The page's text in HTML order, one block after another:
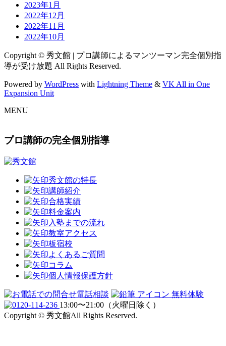
2023年1月
2022年12月
2022年11月
2022年10月
Copyright © 秀文館 | プロ講師によるマンツーマン完全個別指
導が受け放題 All Rights Reserved.
Powered by WordPress with Lightning Theme & VK All in One
Expansion Unit
MENU
プロ講師の完全個別指導
秀文館の特長
講師紹介
合格実績
料金案内
入塾までの流れ
教室アクセス
板宿校
よくあるご質問
コラム
個人情報保護方針
電話相談
無料体験
13:00〜21:00（火曜日除く）
Copyright © 秀文館All Rights Reserved.